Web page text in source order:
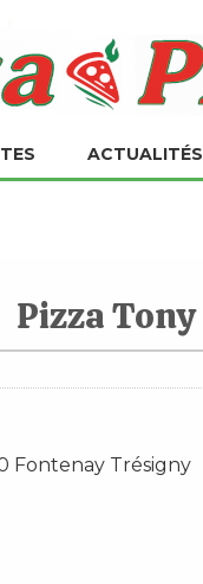
ACTUALITÉS
Pizza Tony
Fontenay Trésigny